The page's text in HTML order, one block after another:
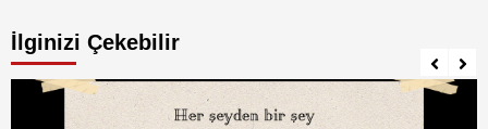
İlginizi Çekebilir